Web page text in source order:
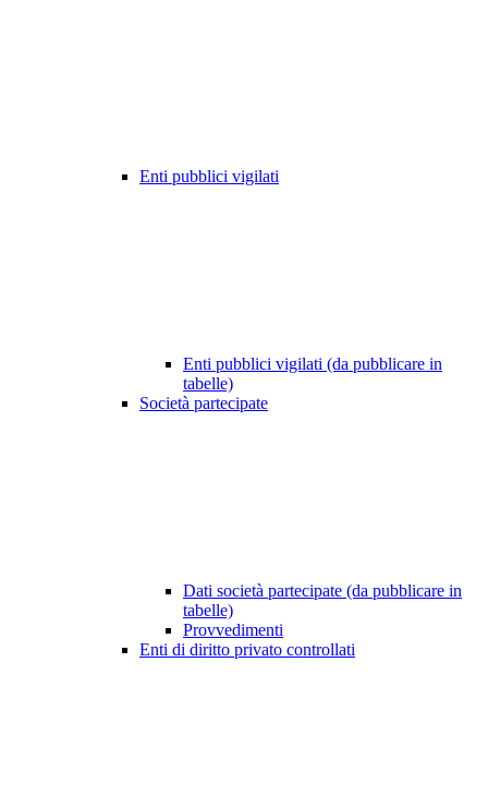
Enti pubblici vigilati
Enti pubblici vigilati (da pubblicare in
tabelle)
Società partecipate
Dati società partecipate (da pubblicare in
tabelle)
Provvedimenti
Enti di diritto privato controllati